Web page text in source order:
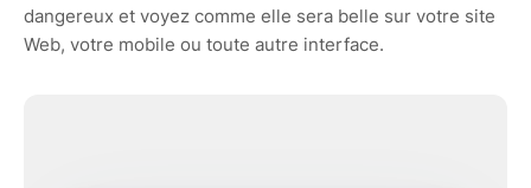
dangereux et voyez comme elle sera belle sur votre site
Web, votre mobile ou toute autre interface.